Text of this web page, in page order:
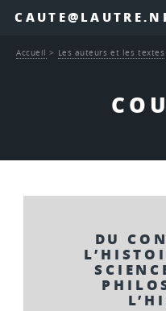
Accueil > Les auteurs et les textes
DU